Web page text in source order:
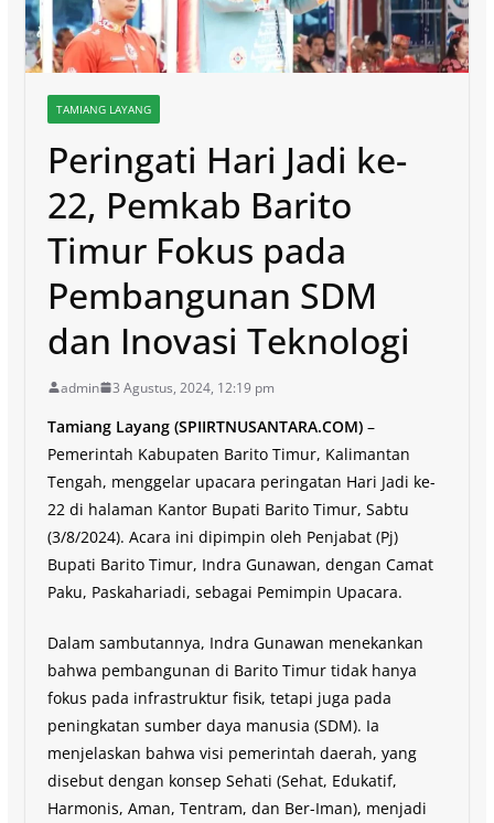
TAMIANG LAYANG
Peringati Hari Jadi ke-
22, Pemkab Barito
Timur Fokus pada
Pembangunan SDM
dan Inovasi Teknologi
admin 3 Agustus, 2024, 12:19 pm
Tamiang Layang (SPIIRTNUSANTARA.COM)–
Pemerintah Kabupaten Barito Timur, Kalimantan
Tengah, menggelar upacara peringatan Hari Jadi ke-
22 di halaman Kantor Bupati Barito Timur, Sabtu
(3/8/2024). Acara ini dipimpin oleh Penjabat (Pj)
Bupati Barito Timur, Indra Gunawan, dengan Camat
Paku, Paskahariadi, sebagai Pemimpin Upacara.
Dalam sambutannya, Indra Gunawan menekankan
bahwa pembangunan di Barito Timur tidak hanya
fokus pada infrastruktur fisik, tetapi juga pada
peningkatan sumber daya manusia (SDM). Ia
menjelaskan bahwa visi pemerintah daerah, yang
disebut dengan konsep Sehati (Sehat, Edukatif,
Harmonis, Aman, Tentram, dan Ber-Iman), menjadi